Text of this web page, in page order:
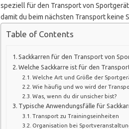
speziell für den Transport von
damit du beim nächsten Transport keine
Table of Contents
Sackkarren für den Transport von
Welche Sackkarre ist für den
Welche Art und Größe der
Wie häufig und wo wird der
Was, wenn du dir unsicher bist?
Typische Anwendungsfälle für
Transport zu Trainingseinheiten
Organisation bei